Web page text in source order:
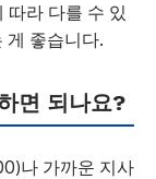
따라 다를 수 있
게 좋습니다.
면 되나요?
나 가까운 지사